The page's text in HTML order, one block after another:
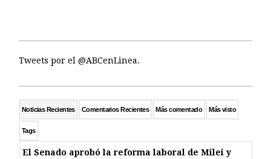
Tweets por el @ABCenLinea.
Noticias Recientes Comentarios Recientes Más comentado Más visto
Tags
El Senado aprobó la reforma laboral de Milei y